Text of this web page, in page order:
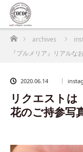
ホームarchives
『プルメリア』リアルな
2020.06.14
リクエストは
花のご持参写